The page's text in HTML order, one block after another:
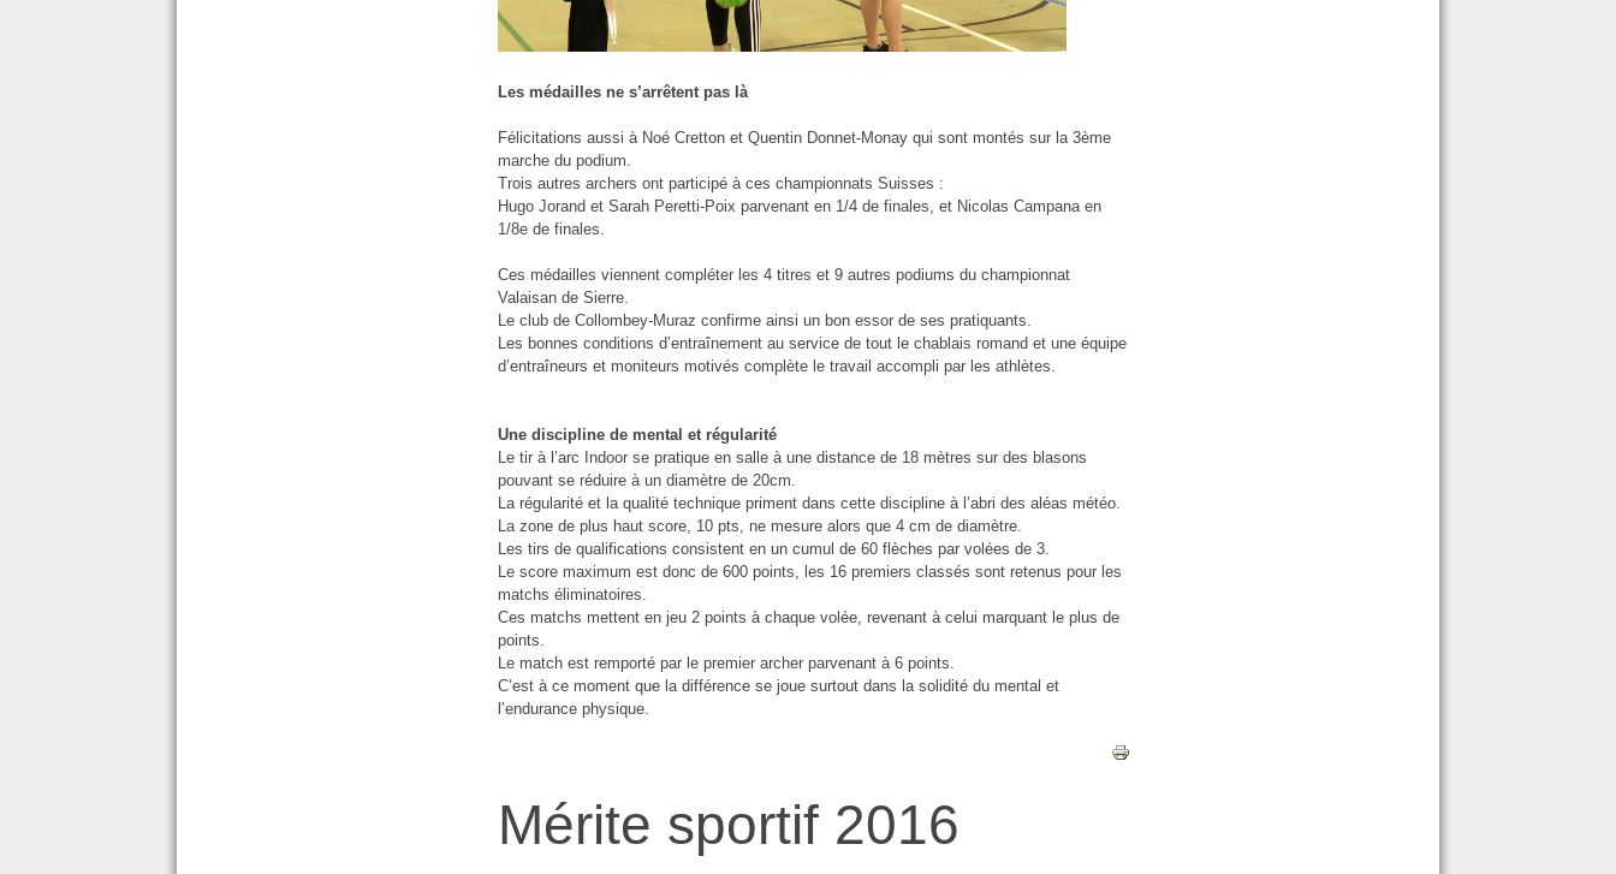
Les médailles ne s’arrêtent pas là
Félicitations aussi à Noé Cretton et Quentin Donnet-Monay qui sont montés sur la 3ème
marche du podium.
Trois autres archers ont participé à ces championnats Suisses :
Hugo Jorand et Sarah Peretti-Poix parvenant en 1/4 de finales, et Nicolas Campana en
1/8e de finales.
Ces médailles viennent compléter les 4 titres et 9 autres podiums du championnat
Valaisan de Sierre.
Le club de Collombey-Muraz confirme ainsi un bon essor de ses pratiquants.
Les bonnes conditions d’entraînement au service de tout le chablais romand et une équipe
d’entraîneurs et moniteurs motivés complète le travail accompli par les athlètes.
Une discipline de mental et régularité
Le tir à l’arc Indoor se pratique en salle à une distance de 18 mètres sur des blasons
pouvant se réduire à un diamètre de 20cm.
La régularité et la qualité technique priment dans cette discipline à l’abri des aléas météo.
La zone de plus haut score, 10 pts, ne mesure alors que 4 cm de diamètre.
Les tirs de qualifications consistent en un cumul de 60 flèches par volées de 3.
Le score maximum est donc de 600 points, les 16 premiers classés sont retenus pour les
matchs éliminatoires.
Ces matchs mettent en jeu 2 points à chaque volée, revenant à celui marquant le plus de
points.
Le match est remporté par le premier archer parvenant à 6 points.
C’est à ce moment que la différence se joue surtout dans la solidité du mental et
l’endurance physique.
Mérite sportif 2016